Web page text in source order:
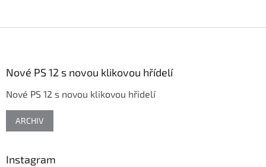
Nové PS 12 s novou klikovou hřídelí
Nové PS 12 s novou klikovou hřidelí
ARCHIV
Instagram